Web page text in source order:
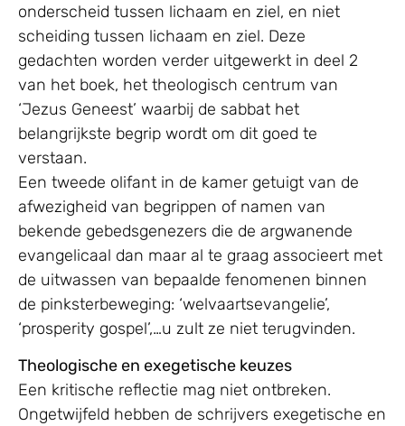
onderscheid tussen lichaam en ziel, en niet
scheiding tussen lichaam en ziel. Deze
gedachten worden verder uitgewerkt in deel 2
van het boek, het theologisch centrum van
‘Jezus Geneest’ waarbij de sabbat het
belangrijkste begrip wordt om dit goed te
verstaan.
Een tweede olifant in de kamer getuigt van de
afwezigheid van begrippen of namen van
bekende gebedsgenezers die de argwanende
evangelicaal dan maar al te graag associeert met
de uitwassen van bepaalde fenomenen binnen
de pinksterbeweging: ‘welvaartsevangelie’,
‘prosperity gospel’,…u zult ze niet terugvinden.
Theologische en exegetische keuzes
Een kritische reflectie mag niet ontbreken.
Ongetwijfeld hebben de schrijvers exegetische en